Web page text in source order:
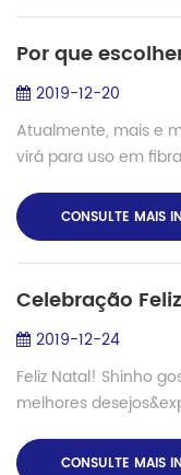
2019-12-20
Atualmente, mais e
virá para uso em
o desempenho
CONSULTE MAIS
Celebração
2019-12-24
Feliz Natal! Shinho
melhores
Digital e inteligente ...
CONSULTE MAIS